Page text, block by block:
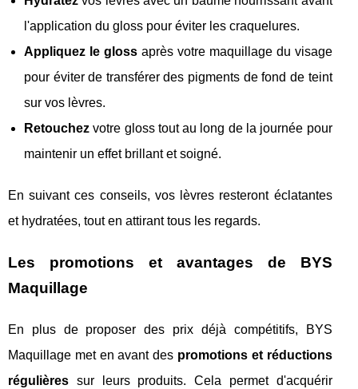
l'application du gloss pour éviter les craquelures.
Appliquez le glossaprès votre maquillage du visage
pour éviter de transférer des pigments de fond de teint
sur vos lèvres.
Retouchez votre gloss tout au long de la journée pour
maintenir un effet brillant et soigné.
En suivant ces conseils, vos lèvres resteront éclatantes
et hydratées, tout en attirant tous les regards.
Les promotions et avantages de BYS
Maquillage
En plus de proposer des prix déjà compétitifs, BYS
Maquillage met en avant des promotions et réductions
régulières sur leurs produits. Cela permet d'acquérir